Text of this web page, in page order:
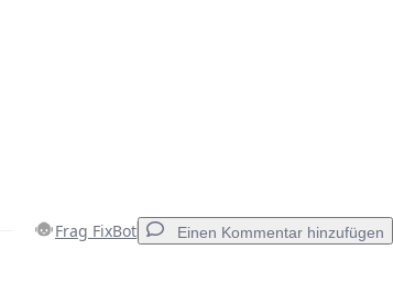
Frag FixBot Einen Kommentar hinzufügen